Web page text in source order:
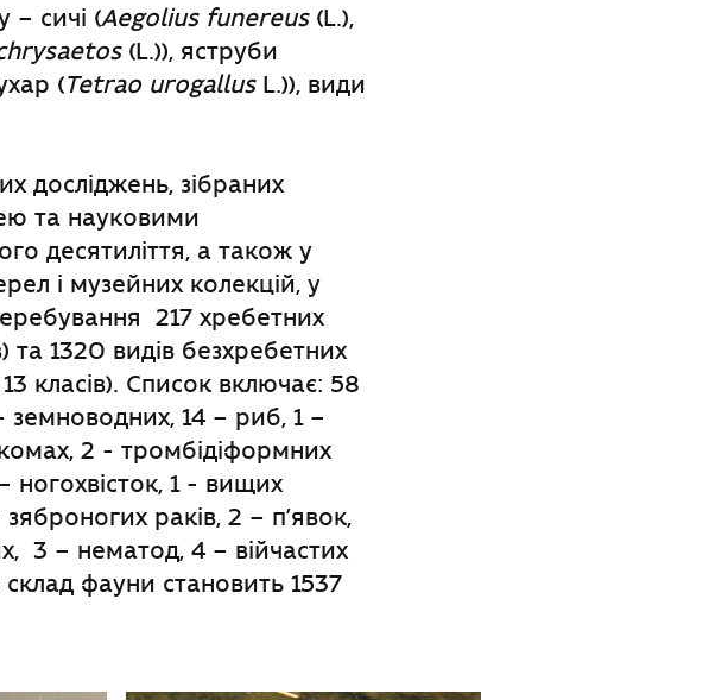
– сичі (Aegolius funereus(L.),
(L.)), яструби
(Tetrao urogallusL.)), види
досліджень, зібраних
та науковими
десятиліття, а також у
і музейних колекцій, у
217 хребетних
та 1320 видів безхребетних
класів). Список включає: 58
земноводних, 14 – риб, 1 –
2 - тромбідіформних
ногохвісток, 1 - вищих
раків, 2 – п’явок,
3 – нематод, 4 – війчастих
склад фауни становить 1537